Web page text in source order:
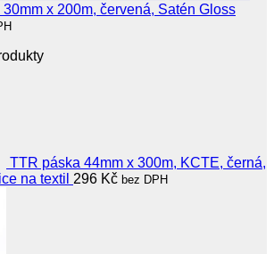
x 200m, červená, Satén Gloss
TTR páska 44mm x 300m, KCTE, černá,
na textil 296 Kč bez DPH